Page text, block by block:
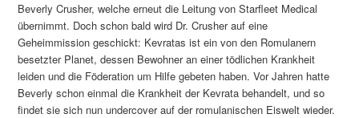
Beverly Crusher, welche erneut die Leitung von Starfleet Medical
übernimmt. Doch schon bald wird Dr. Crusher auf eine
Geheimmission geschickt: Kevratas ist ein von den Romulanern
besetzter Planet, dessen Bewohner an einer tödlichen Krankheit
leiden und die Föderation um Hilfe gebeten haben. Vor Jahren hatte
Beverly schon einmal die Krankheit der Kevrata behandelt, und so
findet sie sich nun undercover auf der romulanischen Eiswelt wieder.